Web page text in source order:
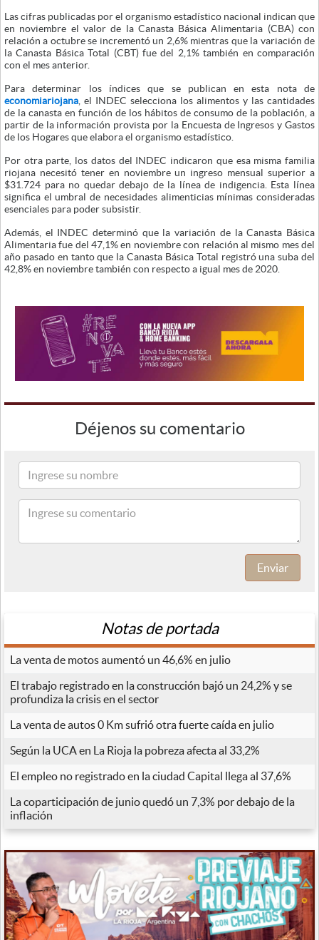
Las cifras publicadas por el organismo estadístico nacional indican que
en noviembre el valor de la Canasta Básica Alimentaria (CBA) con
relación a octubre se incrementó un 2,6% mientras que la variación de
la Canasta Básica Total (CBT) fue del 2,1% también en comparación
con el mes anterior.
Para determinar los índices que se publican en esta nota de
economiariojana, el INDEC selecciona los alimentos y las cantidades
de la canasta en función de los hábitos de consumo de la población, a
partir de la información provista por la Encuesta de Ingresos y Gastos
de los Hogares que elabora el organismo estadístico.
Por otra parte, los datos del INDEC indicaron que esa misma familia
riojana necesitó tener en noviembre un ingreso mensual superior a
$31.724 para no quedar debajo de la línea de indigencia. Esta línea
significa el umbral de necesidades alimenticias mínimas consideradas
esenciales para poder subsistir.
Además, el INDEC determinó que la variación de la Canasta Básica
Alimentaria fue del 47,1% en noviembre con relación al mismo mes del
año pasado en tanto que la Canasta Básica Total registró una suba del
42,8% en noviembre también con respecto a igual mes de 2020.
Déjenos su comentario
Enviar
Notas de portada
La venta de motos aumentó un 46,6% en julio
El trabajo registrado en la construcción bajó un 24,2% y se
profundiza la crisis en el sector
La venta de autos 0 Km sufrió otra fuerte caída en julio
Según la UCA en La Rioja la pobreza afecta al 33,2%
El empleo no registrado en la ciudad Capital llega al 37,6%
La coparticipación de junio quedó un 7,3% por debajo de la
inflación